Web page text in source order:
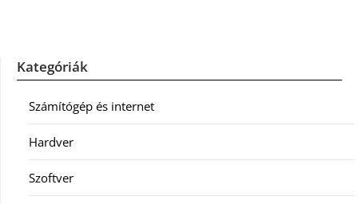
Kategóriák
Számítógép és internet
Hardver
Szoftver